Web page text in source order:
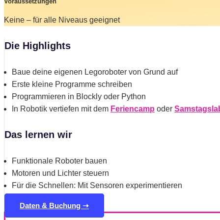
Keine – für alle Niveaus geeignet
Die Highlights
Baue deine eigenen Legoroboter von Grund auf
Erste kleine Programme schreiben
Programmieren in Blockly oder Python
In Robotik vertiefen mit dem Feriencamp oder
Das lernen wir
Funktionale Roboter bauen
Motoren und Lichter steuern
Für die Schnellen: Mit Sensoren experimentieren
Daten & Buchung ➝